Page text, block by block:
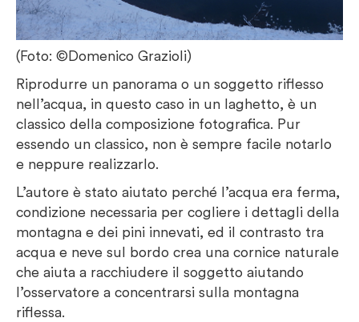
(Foto: ©Domenico Grazioli)
Riprodurre un panorama o un soggetto riflesso
nell’acqua, in questo caso in un laghetto, è un
classico della composizione fotografica. Pur
essendo un classico, non è sempre facile notarlo
e neppure realizzarlo.
L’autore è stato aiutato perché l’acqua era ferma,
condizione necessaria per cogliere i dettagli della
montagna e dei pini innevati, ed il contrasto tra
acqua e neve sul bordo crea una cornice naturale
che aiuta a racchiudere il soggetto aiutando
l’osservatore a concentrarsi sulla montagna
riflessa.